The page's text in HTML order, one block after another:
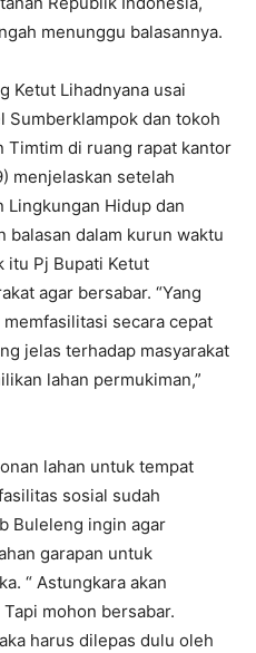
menunggu balasannya.
Ketut Lihadnyana usai
Sumberklampok dan tokoh
Timtim di ruang rapat kantor
menjelaskan setelah
Lingkungan Hidup dan
balasan dalam kurun waktu
itu Pj Bupati Ketut
agar bersabar. “Yang
secara cepat
jelas terhadap masyarakat
lahan permukiman,”
lahan untuk tempat
sosial sudah
Buleleng ingin agar
garapan untuk
“ Astungkara akan
mohon bersabar.
harus dilepas dulu oleh